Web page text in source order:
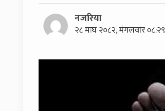
नजरिया
२८ माघ २०८२, मंगलवार ०८:२९